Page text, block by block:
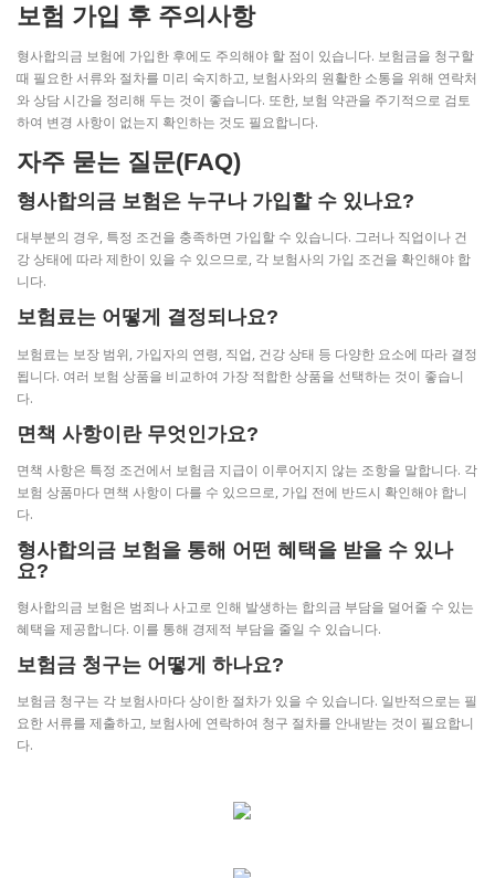
보험 가입 후 주의사항
형사합의금 보험에 가입한 후에도 주의해야 할 점이 있습니다. 보험금을 청구할
때 필요한 서류와 절차를 미리 숙지하고, 보험사와의 원활한 소통을 위해 연락처
와 상담 시간을 정리해 두는 것이 좋습니다. 또한, 보험 약관을 주기적으로 검토
하여 변경 사항이 없는지 확인하는 것도 필요합니다.
자주 묻는 질문(FAQ)
형사합의금 보험은 누구나 가입할 수 있나요?
대부분의 경우, 특정 조건을 충족하면 가입할 수 있습니다. 그러나 직업이나 건
강 상태에 따라 제한이 있을 수 있으므로, 각 보험사의 가입 조건을 확인해야 합
니다.
보험료는 어떻게 결정되나요?
보험료는 보장 범위, 가입자의 연령, 직업, 건강 상태 등 다양한 요소에 따라 결정
됩니다. 여러 보험 상품을 비교하여 가장 적합한 상품을 선택하는 것이 좋습니
다.
면책 사항이란 무엇인가요?
면책 사항은 특정 조건에서 보험금 지급이 이루어지지 않는 조항을 말합니다. 각
보험 상품마다 면책 사항이 다를 수 있으므로, 가입 전에 반드시 확인해야 합니
다.
형사합의금 보험을 통해 어떤 혜택을 받을 수 있나
요?
형사합의금 보험은 범죄나 사고로 인해 발생하는 합의금 부담을 덜어줄 수 있는
혜택을 제공합니다. 이를 통해 경제적 부담을 줄일 수 있습니다.
보험금 청구는 어떻게 하나요?
보험금 청구는 각 보험사마다 상이한 절차가 있을 수 있습니다. 일반적으로는 필
요한 서류를 제출하고, 보험사에 연락하여 청구 절차를 안내받는 것이 필요합니
다.